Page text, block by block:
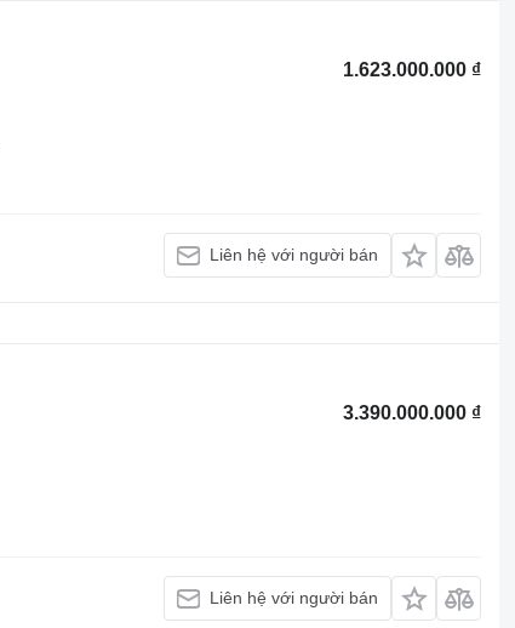
1.623.000.000 ₫
Liên hệ với người bán
3.390.000.000 ₫
Liên hệ với người bán